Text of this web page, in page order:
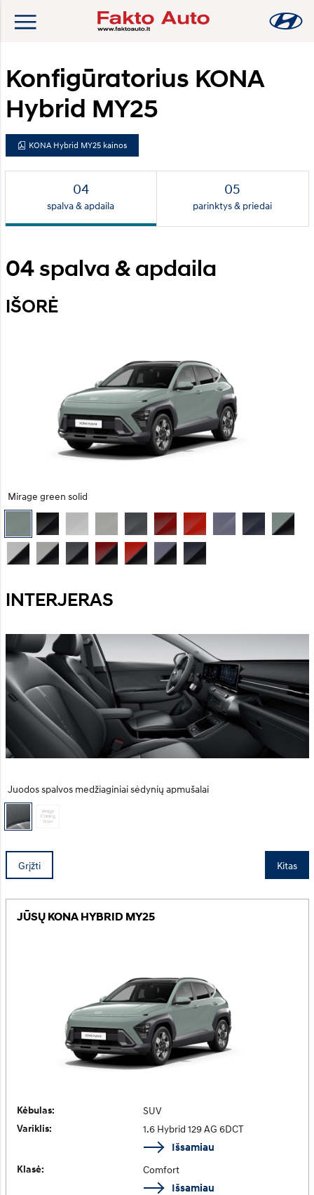
Konfigūratorius KONA
Hybrid MY25
KONA Hybrid MY25 kainos
spalva & apdaila parinktys & priedai
04spalva & apdaila
IŠORĖ
Mirage green solid
INTERJERAS
Juodos spalvos medžiaginiai sėdynių apmušalai
Grįžti Kitas
JŪSŲ KONA HYBRID MY25
Kėbulas: SUV
Variklis: 1.6 Hybrid 129 AG 6DCT
Išsamiau
Klasė: Comfort
Išsamiau